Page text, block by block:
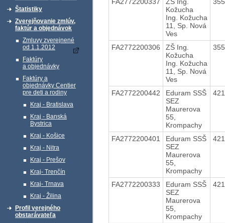
Štatistiky
Zverejňovanie zmlúv,
faktúr a objednávok
Zmluvy zverejnené
od 1.1.2012
Faktúry
a objednávky
Faktúry a
objednávky Centier
pre deti a rodiny
Kraj - Bratislava
Kraj - Banská
Bystrica
Kraj - Košice
Kraj - Nitra
Kraj - Prešov
Kraj- Trenčín
Kraj- Trnava
Kraj - Žilina
Profil verejného
obstarávateľa
Kožucha
Ing. Kožucha
11, Sp. Nová
Ves
FA2772200306
ZŠ Ing.
Kožucha
Ing. Kožucha
11, Sp. Nová
Ves
FA2772200442
Eduram SSŠ
SEZ
Maurerova
55,
Krompachy
FA2772200401
Eduram SSŠ
SEZ
Maurerova
55,
Krompachy
FA2772200333
Eduram SSŠ
SEZ
Maurerova
55,
Krompachy